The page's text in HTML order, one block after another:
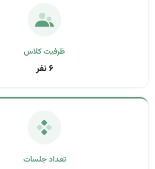
ظرفیت کلاس
۶ نفر
تعداد جلسات